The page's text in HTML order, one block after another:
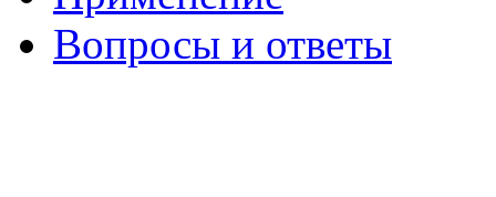
Вопросы и ответы